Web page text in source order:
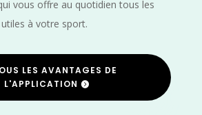
vous offre au quotidien tous les
à votre sport.
LES AVANTAGES DE
L'APPLICATION